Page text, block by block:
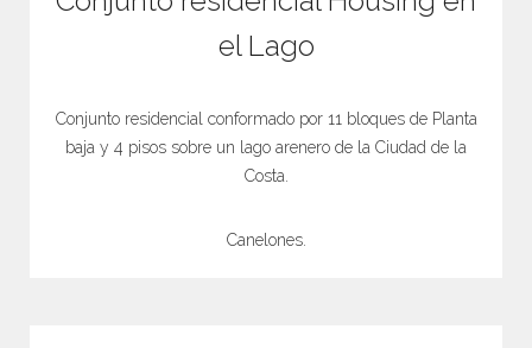
el Lago
Conjunto residencial conformado por 11 bloques de Planta
baja y 4 pisos sobre un lago arenero de la Ciudad de la
Costa.
Canelones.